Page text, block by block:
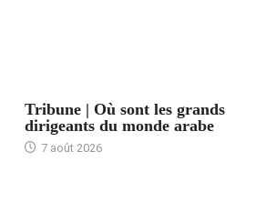
Tribune | Où sont les grands
dirigeants du monde arabe
7 août 2026